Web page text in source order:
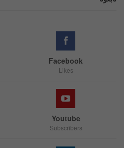
Facebook
Likes
Youtube
Subscribers